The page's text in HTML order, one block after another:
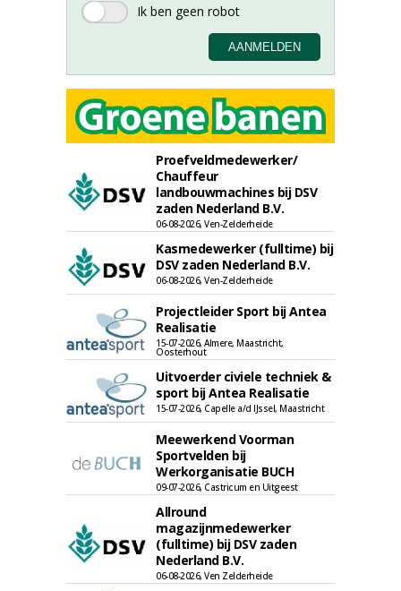
Proefveldmedewerker/
Chauffeur
landbouwmachines bij DSV
zaden Nederland B.V.
06-08-2026, Ven-Zelderheide
Kasmedewerker (fulltime) bij
DSV zaden Nederland B.V.
06-08-2026, Ven-Zelderheide
Projectleider Sport bij Antea
Realisatie
15-07-2026, Almere, Maastricht,
Oosterhout
Uitvoerder civiele techniek &
sport bij Antea Realisatie
15-07-2026, Capelle a/d IJssel, Maastricht
Meewerkend Voorman
Sportvelden bij
Werkorganisatie BUCH
09-07-2026, Castricum en Uitgeest
Allround
magazijnmedewerker
(fulltime) bij DSV zaden
Nederland B.V.
06-08-2026, Ven Zelderheide